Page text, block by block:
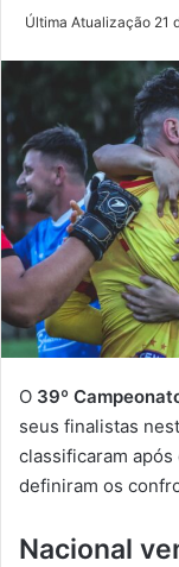
Última Atualização 21
O 39º
seus finalistas
classificaram
definiram os
Nacional